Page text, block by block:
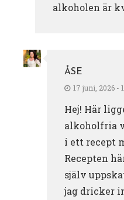
alkoholen är
ÅSE
17 juni, 2026 -
Hej! Här
alkoholfria
i ett recept
Recepten
själv
jag dricker